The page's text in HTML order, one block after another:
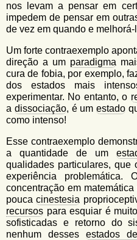
nos levam a pensar em
impedem de pensar em
de vez em quando e
Um forte contraexemplo
direção a um paradigma
cura de fobia, por exemplo,
dos estados mais
experimentar. No entanto, o
a dissociação, é um estado
como intenso!
Esse contraexemplo
a quantidade de um
qualidades particulares, que
experiência problemática.
concentração em
poucacinestesia
recursos para esquiar é
sofisticadas e retorno do
nenhum desses estados